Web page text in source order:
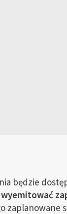
będzie
zaplanowane